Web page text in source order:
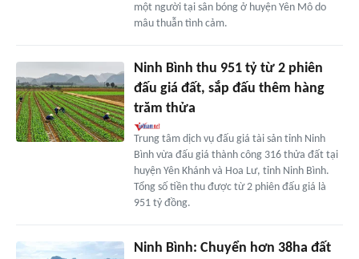
một người tại sân bóng ở huyện Yên Mô do
mâu thuẫn tình cảm.
Ninh Bình thu 951 tỷ từ 2 phiên
đấu giá đất, sắp đấu thêm hàng
trăm thửa
Trung tâm dịch vụ đấu giá tài sản tỉnh Ninh
Bình vừa đấu giá thành công 316 thửa đất tại
huyện Yên Khánh và Hoa Lư, tỉnh Ninh Bình.
Tổng số tiền thu được từ 2 phiên đấu giá là
951 tỷ đồng.
Ninh Bình: Chuyển hơn 38ha đất